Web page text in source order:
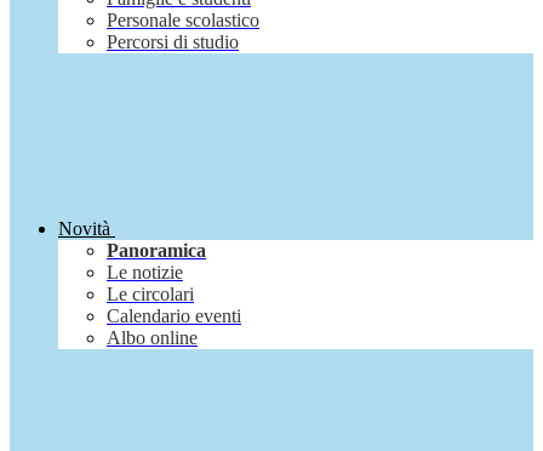
Personale scolastico
Percorsi di studio
Novità
Panoramica
Le notizie
Le circolari
Calendario eventi
Albo online